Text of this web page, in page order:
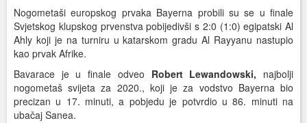
Nogometaši europskog prvaka Bayerna probili su se u finale
Svjetskog klupskog prvenstva pobijedivši s 2:0 (1:0) egipatski Al
Ahly koji je na turniru u katarskom gradu Al Rayyanu nastupio
kao prvak Afrike.
Bavarace je u finale odveo Robert Lewandowski, najbolji
nogometaš svijeta za 2020., koji je za vodstvo Bayerna bio
precizan u 17. minuti, a pobjedu je potvrdio u 86. minuti na
ubačaj Sanea.